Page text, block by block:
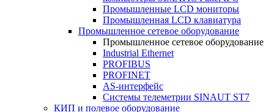
Промышленные LCD мониторы
Промышленная LCD клавиатура
Промышленное сетевое оборудование
Промышленное сетевое оборудование
Industrial Ethernet
PROFIBUS
PROFINET
AS-интерфейс
Системы телеметрии SINAUT ST7
КИП и полевое оборудование